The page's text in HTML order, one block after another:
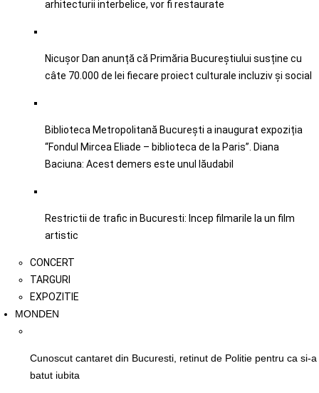
arhitecturii interbelice, vor fi restaurate
Nicușor Dan anunță că Primăria Bucureștiului susține cu
câte 70.000 de lei fiecare proiect culturale incluziv şi social
Biblioteca Metropolitană București a inaugurat expoziția
“Fondul Mircea Eliade – biblioteca de la Paris”. Diana
Baciuna: Acest demers este unul lăudabil
Restrictii de trafic in Bucuresti: Incep filmarile la un film
artistic
CONCERT
TARGURI
EXPOZITIE
MONDEN
Cunoscut cantaret din Bucuresti, retinut de Politie pentru ca si-a
batut iubita